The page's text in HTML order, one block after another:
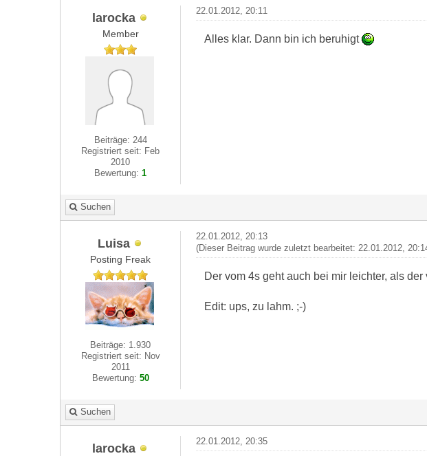
larocka
Member
Beiträge: 244
Registriert seit: Feb
2010
Bewertung:1
22.01.2012, 20:11
Alles klar. Dann bin ich beruhigt
Suchen
Luisa
Posting Freak
Beiträge: 1.930
Registriert seit: Nov
2011
Bewertung: 50
22.01.2012, 20:13
(Dieser Beitrag wurde zuletzt bearbeitet: 22.01.2012,
Der vom 4s geht auch bei mir leichter, als der
Edit: ups, zu lahm. ;-)
Suchen
larocka 22.01.2012, 20:35